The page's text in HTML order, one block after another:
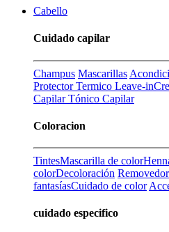
Cabello
Cuidado capilar
Champus Mascarillas
Protector Termico Leave-in
CapilarTónico Capilar
Coloracion
TintesMascarilla de color
colorDecoloración
fantasíasCuidado de color
cuidado especifico